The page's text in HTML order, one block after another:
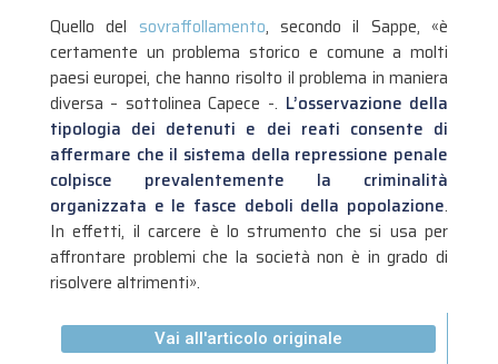
Quello del sovraffollamento, secondo il Sappe, «è
certamente un problema storico e comune a molti
paesi europei, che hanno risolto il problema in maniera
diversa – sottolinea Capece -. L’osservazione della
tipologia dei detenuti e dei reati consente di
affermare che il sistema della repressione penale
colpisce prevalentemente la criminalità
organizzata e le fasce deboli della popolazione.
In effetti, il carcere è lo strumento che si usa per
affrontare problemi che la società non è in grado di
risolvere altrimenti».
Vai all'articolo originale